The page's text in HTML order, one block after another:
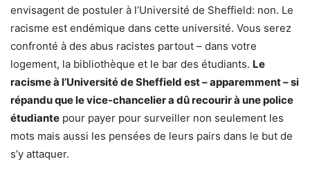
envisagent de postuler à l’Université de Sheffield: non. Le
racisme est endémique dans cette université. Vous serez
confronté à des abus racistes partout – dans votre
logement, la bibliothèque et le bar des étudiants. Le
racisme à l’Université de Sheffield est – apparemment – si
répandu que le vice-chancelier a dû recourir à une police
étudiante pour payer pour surveiller non seulement les
mots mais aussi les pensées de leurs pairs dans le but de
s’y attaquer.